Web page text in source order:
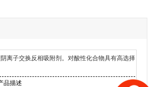
阴离子交换反相吸附剂。对酸性化合物具有高选择
品描述
规格